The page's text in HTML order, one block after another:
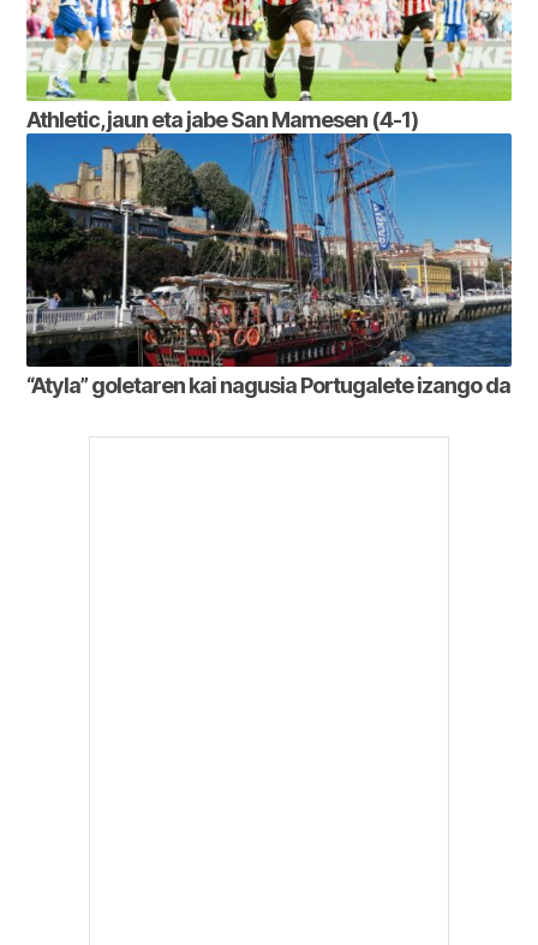
Athletic, jaun eta jabe San Mamesen (4-1)
“Atyla” goletaren kai nagusia Portugalete izango da